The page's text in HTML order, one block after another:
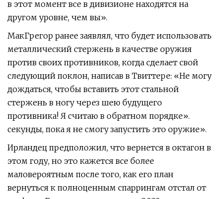
в этот момент все в дивизионе находятся на
другом уровне, чем вы».
МакГрегор ранее заявлял, что будет использовать
металлический стержень в качестве оружия
против своих противников, когда сделает свой
следующий поклон, написав в Твиттере: «Не могу
дождаться, чтобы вставить этот стальной
стержень в ногу через шею будущего
противника! Я считаю в обратном порядке».
секунды, пока я не смогу запустить это оружие».
Ирландец предположил, что вернется в октагон в
этом году, но это кажется все более
маловероятным после того, как его план
вернуться к полноценным спаррингам отстал от